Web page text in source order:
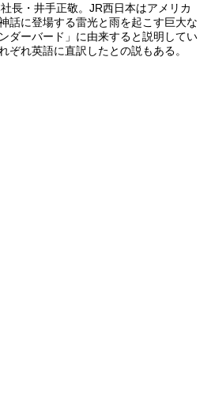
長・井手正敬。JR西日本はアメリカ
話に登場する雷光と雨を起こす巨大な
ダーバード」に由来すると説明してい
ぞれ英語に直訳したとの説もある。